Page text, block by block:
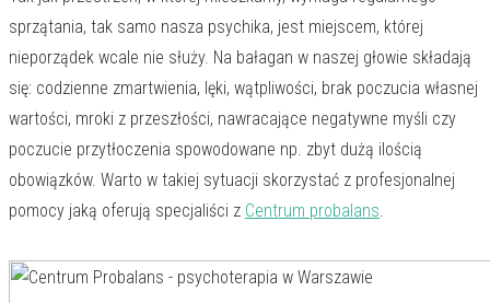
sprzątania, tak samo nasza psychika, jest miejscem, której
nieporządek wcale nie służy. Na bałagan w naszej głowie składają
się: codzienne zmartwienia, lęki, wątpliwości, brak poczucia własnej
wartości, mroki z przeszłości, nawracające negatywne myśli czy
poczucie przytłoczenia spowodowane np. zbyt dużą ilością
obowiązków. Warto w takiej sytuacji skorzystać z profesjonalnej
pomocy jaką oferują specjaliści z Centrum probalans.